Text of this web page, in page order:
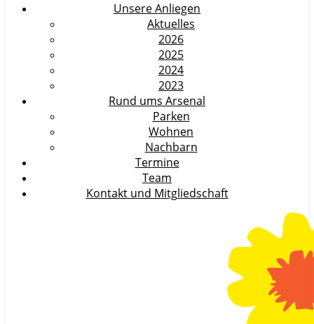
Unsere Anliegen
Aktuelles
2026
2025
2024
2023
Rund ums Arsenal
Parken
Wohnen
Nachbarn
Termine
Team
Kontakt und Mitgliedschaft